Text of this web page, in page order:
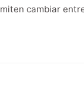
cambiar